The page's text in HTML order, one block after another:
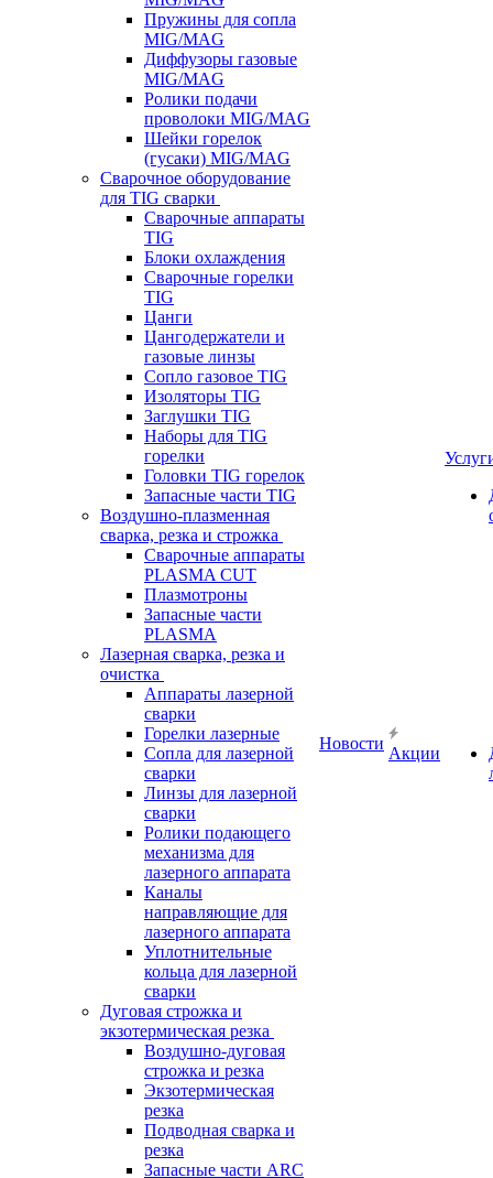
Пружины для сопла
MIG/MAG
Диффузоры газовые
MIG/MAG
Ролики подачи
проволоки MIG/MAG
Шейки горелок
(гусаки) MIG/MAG
Сварочное оборудование
для TIG сварки
Сварочные аппараты
TIG
Блоки охлаждения
Сварочные горелки
TIG
Цанги
Цангодержатели и
газовые линзы
Сопло газовое TIG
Изоляторы TIG
Заглушки TIG
Наборы для TIG
горелки
Головки TIG горелок
Запасные части TIG
Воздушно-плазменная
сварка, резка и строжка
Сварочные аппараты
PLASMA CUT
Плазмотроны
Запасные части
PLASMA
Лазерная сварка, резка и
очистка
Аппараты лазерной
сварки
Горелки лазерные
Сопла для лазерной
сварки
Линзы для лазерной
сварки
Ролики подающего
механизма для
лазерного аппарата
Каналы
направляющие для
лазерного аппарата
Уплотнительные
кольца для лазерной
сварки
Дуговая строжка и
экзотермическая резка
Воздушно-дуговая
строжка и резка
Экзотермическая
резка
Подводная сварка и
резка
Запасные части ARC
Новости
Акции